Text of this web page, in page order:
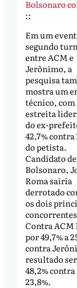
Bolsonaro
::
Em um
segundo
entre ACM e
Jerônimo, a
pesquisa
mostra um
técnico, com
estreita
do ex-
42,7% contra
do petista.
Candidato de
Bolsonaro,
Roma sairia
derrotado
os dois
Contra ACM
por 49,7% a
contra
resultado
48,2% contra
23,8%.